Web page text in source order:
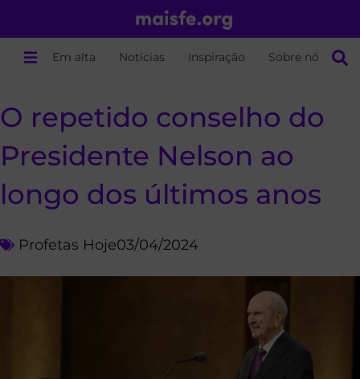
Em alta Notícias Inspiração Sobre nós
O repetido conselho do
Presidente Nelson ao
longo dos últimos anos
Profetas Hoje03/04/2024